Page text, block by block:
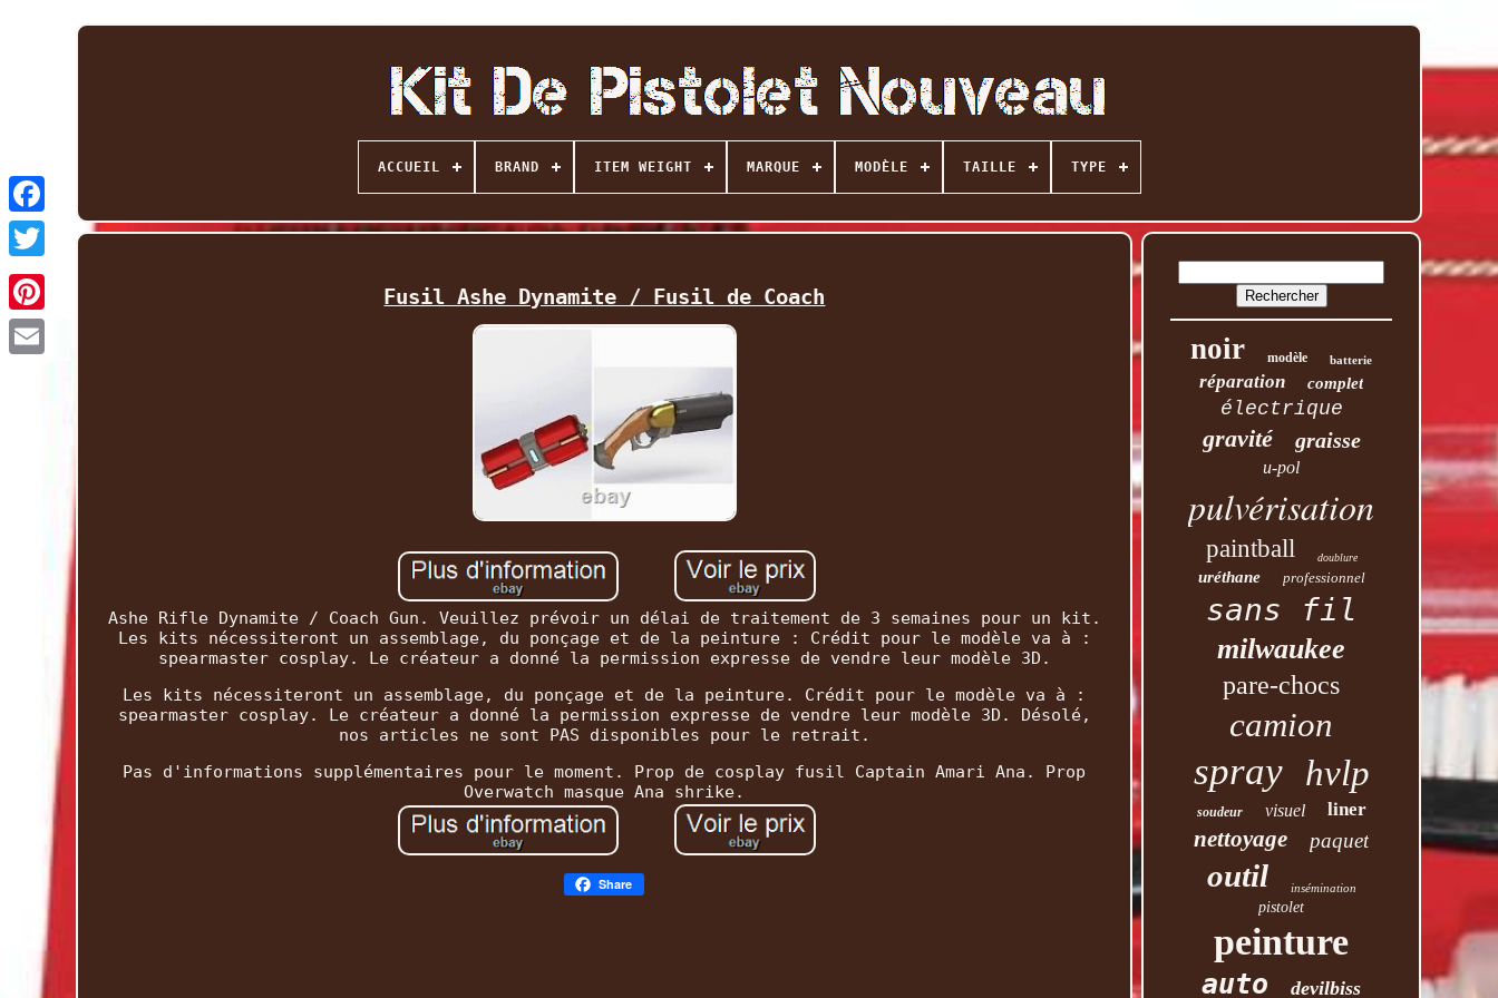
Facebook
Twitter
ACCUEIL BRAND ITEM WEIGHT MARQUE MODÈLE TAILLE TYPE
Fusil Ashe Dynamite / Fusil de Coach
Ashe Rifle Dynamite / Coach Gun. Veuillez prévoir un délai de traitement de 3 semaines pour un kit.
Les kits nécessiteront un assemblage, du ponçage et de la peinture : Crédit pour le modèle va à :
spearmaster cosplay. Le créateur a donné la permission expresse de vendre leur modèle 3D.
Les kits nécessiteront un assemblage, du ponçage et de la peinture. Crédit pour le modèle va à :
spearmaster cosplay. Le créateur a donné la permission expresse de vendre leur modèle 3D. Désolé,
nos articles ne sont PAS disponibles pour le retrait.
Pas d'informations supplémentaires pour le moment. Prop de cosplay fusil Captain Amari Ana. Prop
Overwatch masque Ana shrike.
Share
noir modèle batterie
réparation complet
électrique
gravité graisse
u-pol
pulvérisation
paintball doublure
uréthane professionnel
sans fil
milwaukee
pare-chocs
camion
spray hvlp
soudeur visuel liner
nettoyage paquet
outil insémination
pistolet
peinture
auto devilbiss